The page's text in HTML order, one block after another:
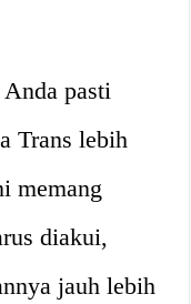
pasti
Trans lebih
memang
diakui,
jauh lebih